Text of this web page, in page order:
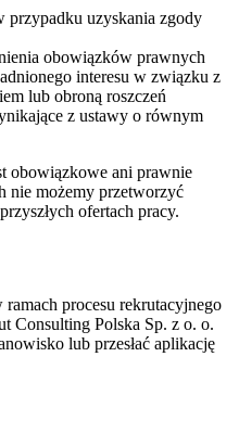
uzyskania zgody
obowiązków prawnych
interesu w związku z
lub obroną roszczeń
z ustawy o równym
obowiązkowe ani prawnie
nie możemy przetworzyć
ofertach pracy.
ramach procesu rekrutacyjnego
Consulting Polska Sp. z o. o.
lub przesłać aplikację